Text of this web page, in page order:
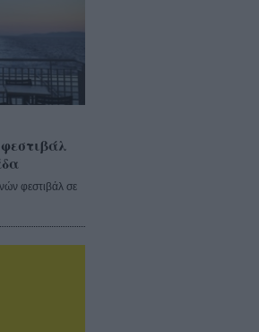
φεστιβάλ σε